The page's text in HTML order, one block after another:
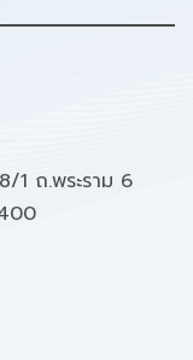
1 ถ.พระราม 6